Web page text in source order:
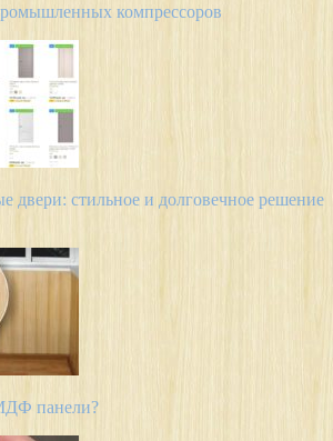
компрессоров
двери: стильное и долговечное решение
панели?